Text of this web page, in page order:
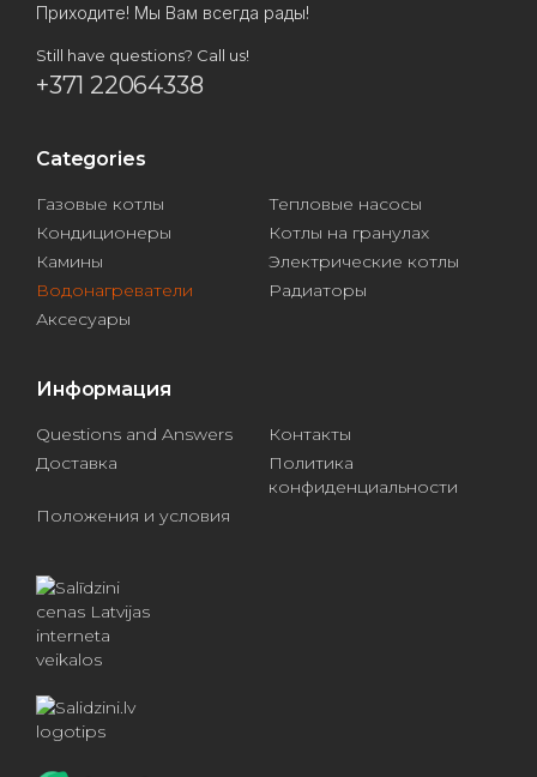
Приходите! Мы Вам всегда рады!
Still have questions? Call us!
+371 22064338
Categories
Газовые котлы
Тепловые насосы
Кондиционеры
Котлы на гранулах
Камины
Электрические котлы
Водонагреватели
Радиаторы
Аксесуары
Информация
Questions and Answers
Контакты
Доставка
Политика
конфиденциальности
Положения и условия